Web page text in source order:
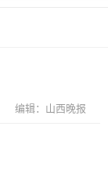
编辑：山西晚报